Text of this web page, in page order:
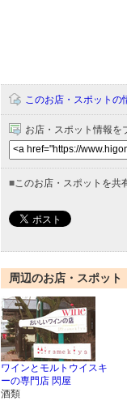
このお店・スポット
お店・スポット情報を
■ このお店・スポットを共
周辺のお店・スポット
ワインとモルトウイスキ
ーの専門店 閃屋
酒類